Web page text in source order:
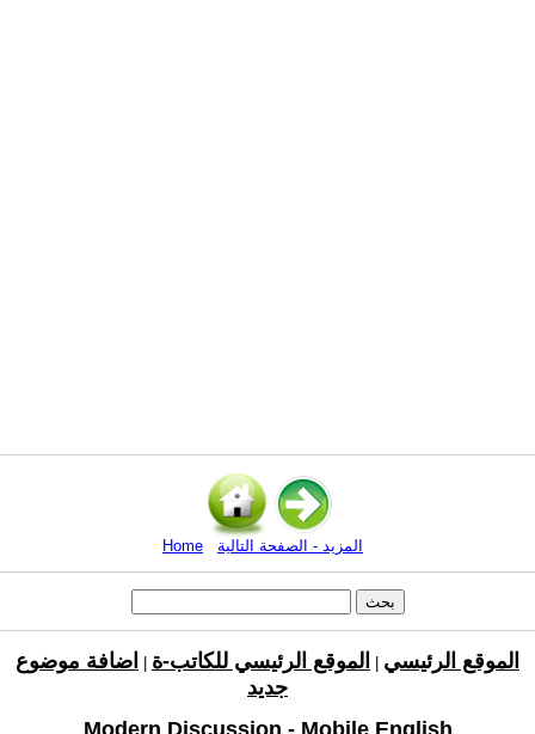
Home المزيد - الصفحة التالية
الموقع الرئيسي الموقع الرئيسي للكاتب-ة
اضافة موضوع
جديد
Modern Discussion - Mobile English